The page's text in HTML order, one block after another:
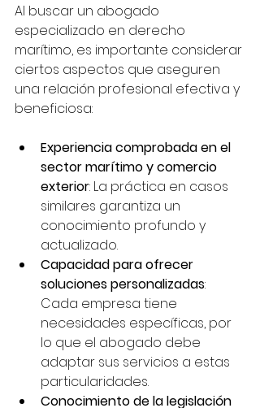
Al buscar un abogado
especializado en derecho
marítimo, es importante considerar
ciertos aspectos que aseguren
una relación profesional efectiva y
beneficiosa:
Experiencia comprobada en el
sector marítimo y comercio
exterior: La práctica en casos
similares garantiza un
conocimiento profundo y
actualizado.
Capacidad para ofrecer
soluciones personalizadas:
Cada empresa tiene
necesidades específicas, por
lo que el abogado debe
adaptar sus servicios a estas
particularidades.
Conocimiento de la legislación